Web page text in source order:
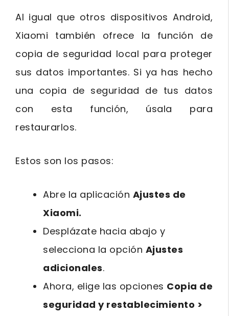
Al igual que otros dispositivos Android,
Xiaomi también ofrece la función de
copia de seguridad local para proteger
sus datos importantes. Si ya has hecho
una copia de seguridad de tus datos
con esta función, úsala para
restaurarlos.
Estos son los pasos:
Abre la aplicación Ajustes de
Xiaomi.
Desplázate hacia abajo y
selecciona la opción Ajustes
adicionales.
Ahora, elige las opciones Copia de
seguridad y restablecimiento >